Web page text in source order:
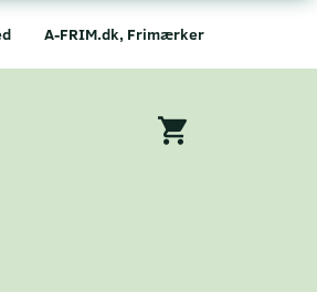
A-FRIM.dk, Frimærker